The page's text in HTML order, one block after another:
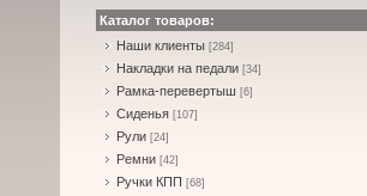
Каталог товаров:
Наши клиенты [284]
Накладки на педали [34]
Рамка-перевертыш [6]
Сиденья [107]
Рули [24]
Ремни [42]
Ручки КПП [68]